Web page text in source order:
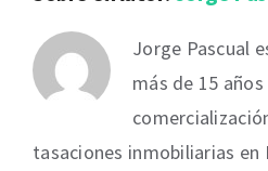
Jorge Pascual
más de 15
tasaciones inmobiliarias en